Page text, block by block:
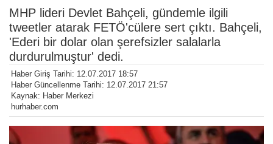
MHP lideri Devlet Bahçeli, gündemle ilgili
tweetler atarak FETÖ'cülere sert çıktı. Bahçeli,
'Ederi bir dolar olan şerefsizler salalarla
durdurulmuştur' dedi.
Haber Giriş Tarihi: 12.07.2017 18:57
Haber Güncellenme Tarihi: 12.07.2017 21:57
Kaynak: Haber Merkezi
hurhaber.com